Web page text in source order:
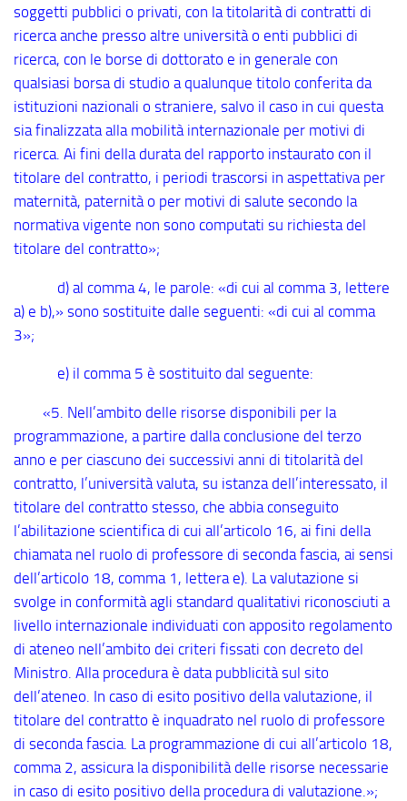
soggetti pubblici o privati, con la titolarità di contratti di
ricerca anche presso altre università o enti pubblici di
ricerca, con le borse di dottorato e in generale con
qualsiasi borsa di studio a qualunque titolo conferita da
istituzioni nazionali o straniere, salvo il caso in cui questa
sia finalizzata alla mobilità internazionale per motivi di
ricerca. Ai fini della durata del rapporto instaurato con il
titolare del contratto, i periodi trascorsi in aspettativa per
maternità, paternità o per motivi di salute secondo la
normativa vigente non sono computati su richiesta del
titolare del contratto»;
d) al comma 4, le parole: «di cui al comma 3, lettere
a) e b),» sono sostituite dalle seguenti: «di cui al comma
3»;
e) il comma 5 è sostituito dal seguente:
«5. Nell’ambito delle risorse disponibili per la
programmazione, a partire dalla conclusione del terzo
anno e per ciascuno dei successivi anni di titolarità del
contratto, l’università valuta, su istanza dell’interessato, il
titolare del contratto stesso, che abbia conseguito
l’abilitazione scientifica di cui all’articolo 16, ai fini della
chiamata nel ruolo di professore di seconda fascia, ai sensi
dell’articolo 18, comma 1, lettera e). La valutazione si
svolge in conformità agli standard qualitativi riconosciuti a
livello internazionale individuati con apposito regolamento
di ateneo nell’ambito dei criteri fissati con decreto del
Ministro. Alla procedura è data pubblicità sul sito
dell’ateneo. In caso di esito positivo della valutazione, il
titolare del contratto è inquadrato nel ruolo di professore
di seconda fascia. La programmazione di cui all’articolo 18,
comma 2, assicura la disponibilità delle risorse necessarie
in caso di esito positivo della procedura di valutazione.»;